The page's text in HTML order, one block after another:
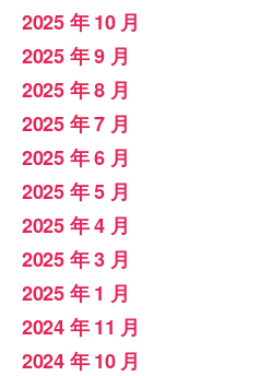
2025 年 10 月
2025 年 9 月
2025 年 8 月
2025 年 7 月
2025 年 6 月
2025 年 5 月
2025 年 4 月
2025 年 3 月
2025 年 1 月
2024 年 11 月
2024 年 10 月